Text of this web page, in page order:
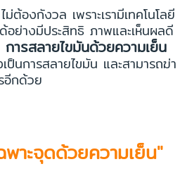
องกังวล เพราะเรามีเทคโนโลยี
อย่างมีประสิทธิ ภาพและเห็นผลดี
การสลายไขมันด้วยความเย็น
ป็นการสลายไขมัน และสามารถฆ่า
อีกด้วย
พาะจุดด้วยความเย็น"